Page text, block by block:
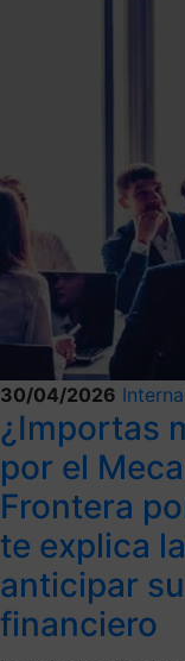
30/04/2026
¿Importas
por el
Frontera
te explica
anticipar
financiero